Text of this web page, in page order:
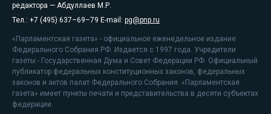
редактора — Абдуллаев М.Р.
Тел.: +7 (495) 637–69–79 E-mail: pg@pnp.ru
«Парламентская газета» - официальное еженедельное издание
Федерального Собрания РФ. Издается с 1997 года. Учредители
газеты - Государственная Дума и Совет Федерации РФ. Официальный
публикатор федеральных конституционных законов, федеральных
законов и актов палат Федерального Собрания. «Парламентская
газета» имеет пункты печати и представительства в десяти субъектах
федерации.